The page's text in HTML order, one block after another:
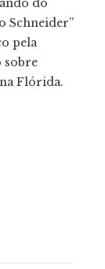
do
Schneider”
pela
sobre
Flórida.